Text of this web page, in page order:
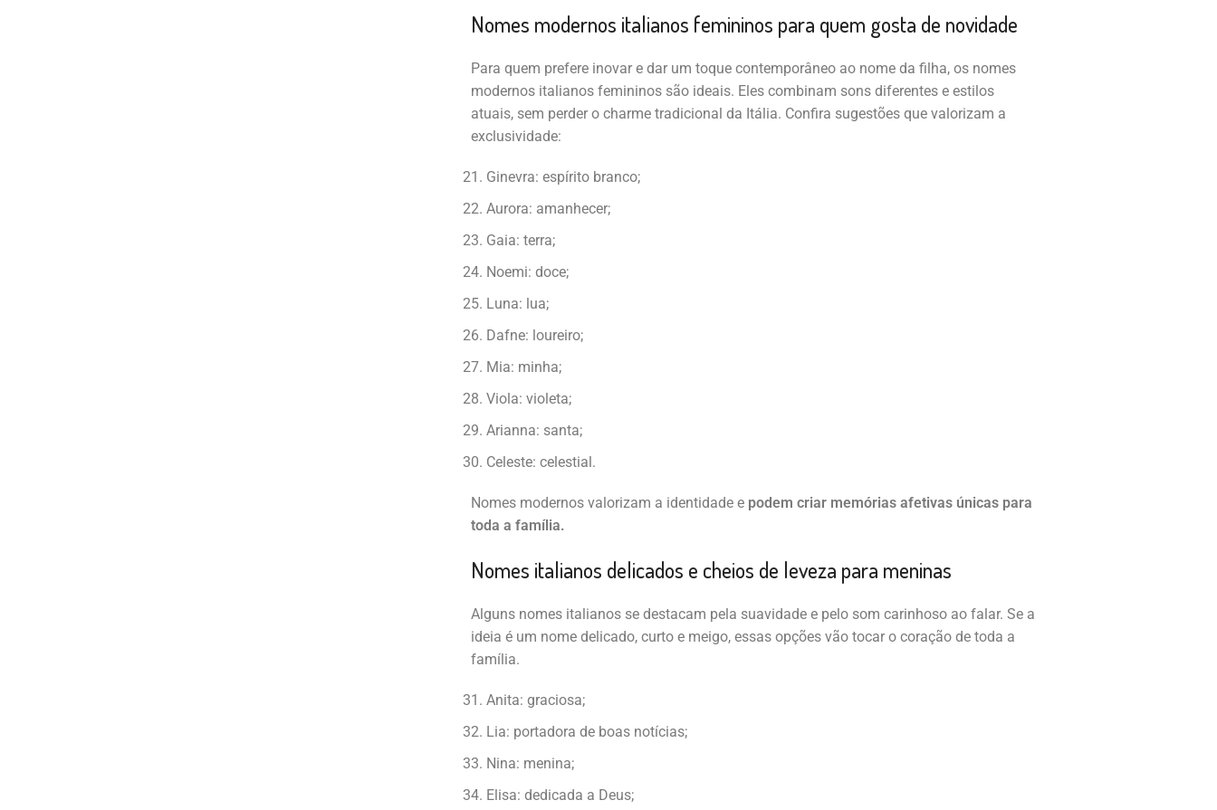
Nomes modernos italianos femininos para quem gosta de novidade
Para quem prefere inovar e dar um toque contemporâneo ao nome da filha, os nomes
modernos italianos femininos são ideais. Eles combinam sons diferentes e estilos
atuais, sem perder o charme tradicional da Itália. Confira sugestões que valorizam a
exclusividade:
Ginevra: espírito branco;
Aurora: amanhecer;
Gaia: terra;
Noemi: doce;
Luna: lua;
Dafne: loureiro;
Mia: minha;
Viola: violeta;
Arianna: santa;
Celeste: celestial.
Nomes modernos valorizam a identidade epodem criar memórias afetivas únicas para
toda a família.
Nomes italianos delicados e cheios de leveza para meninas
Alguns nomes italianos se destacam pela suavidade e pelo som carinhoso ao falar. Se a
ideia é um nome delicado, curto e meigo, essas opções vão tocar o coração de toda a
família.
Anita: graciosa;
Lia: portadora de boas notícias;
Nina: menina;
Elisa: dedicada a Deus;